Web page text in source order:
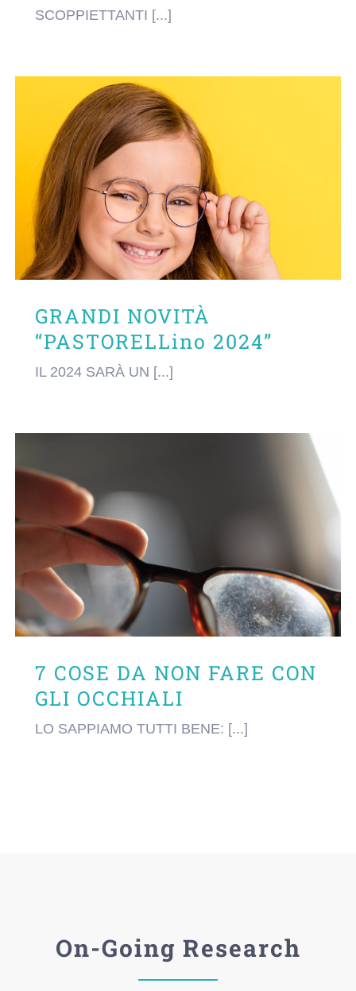
SCOPPIETTANTI [...]
GRANDI NOVITÀ
“PASTORELLino 2024”
IL 2024 SARÀ UN [...]
7 COSE DA NON FARE CON
GLI OCCHIALI
LO SAPPIAMO TUTTI BENE: [...]
On-Going Research